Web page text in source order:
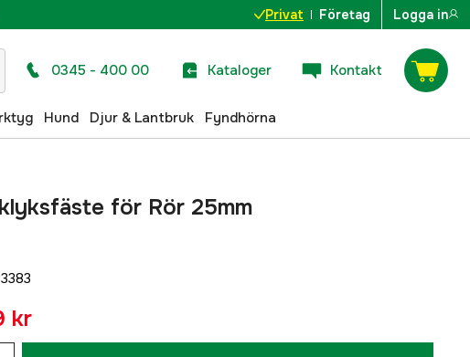
Privat Företag Logga in
0345 - 400 00 Kataloger Kontakt
Hund Djur & Lantbruk Fyndhörna
för Rör 25mm
kr